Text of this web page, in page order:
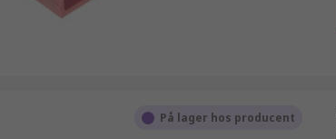
På lager hos producent